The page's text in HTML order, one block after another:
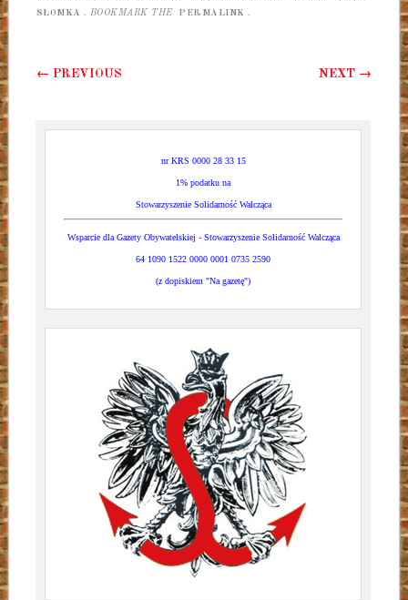
SŁOMKA
. BOOKMARK THE PERMALINK
Post navigation
← PREVIOUS NEXT →
nr KRS 0000 28 33 15
1% podatku na
Stowarzyszenie Solidarność Walcząca
Wsparcie dla Gazety Obywatelskiej - Stowarzyszenie Solidarność Walcząca
64 1090 1522 0000 0001 0735 2590
(z dopiskiem "Na gazetę")